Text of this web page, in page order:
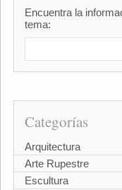
Encuentra la
tema:
Categorías
Arquitectura
Arte Rupestre
Escultura